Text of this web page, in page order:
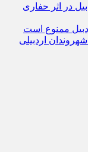
در اثر حفاری
ممنوع است
اردبیلی